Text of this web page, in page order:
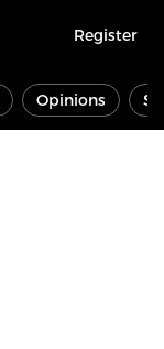
Register
Opinions